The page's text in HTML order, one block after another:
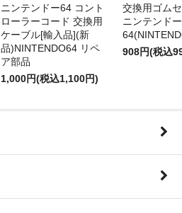
ニンテンドー64 コント
ローラーコード 交換用
ケーブル[輸入品](新
品)NINTENDO64 リペ
ア部品
1,000円(税込1,100円)
交換用ゴム
ニンテンドー
908円(税込